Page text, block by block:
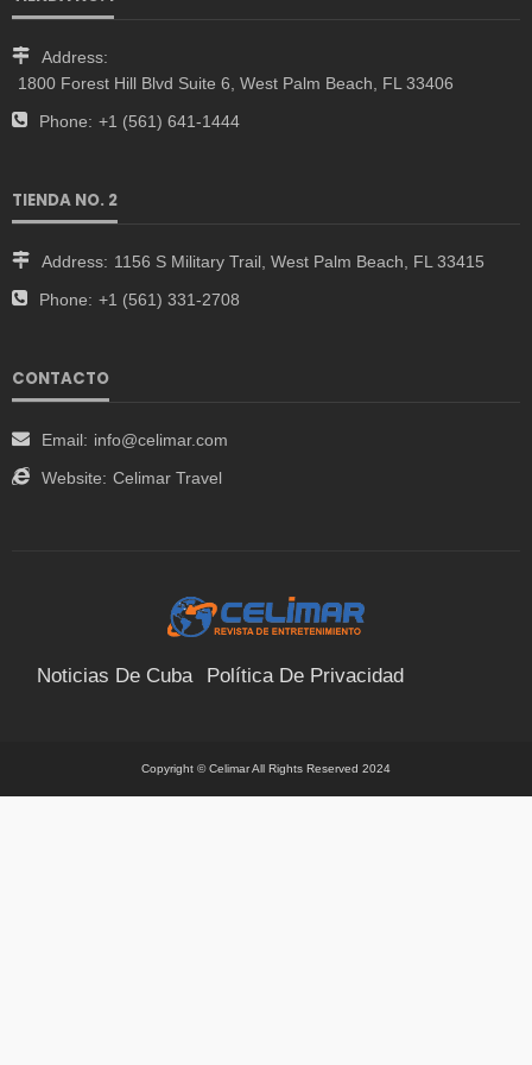
Address:
1800 Forest Hill Blvd Suite 6, West Palm Beach, FL 33406
Phone: +1 (561) 641-1444
TIENDA NO. 2
Address: 1156 S Military Trail, West Palm Beach, FL 33415
Phone: +1 (561) 331-2708
CONTACTO
Email: info@celimar.com
Website: Celimar Travel
Noticias De Cuba Política De Privacidad
Copyright © Celimar All Rights Reserved 2024